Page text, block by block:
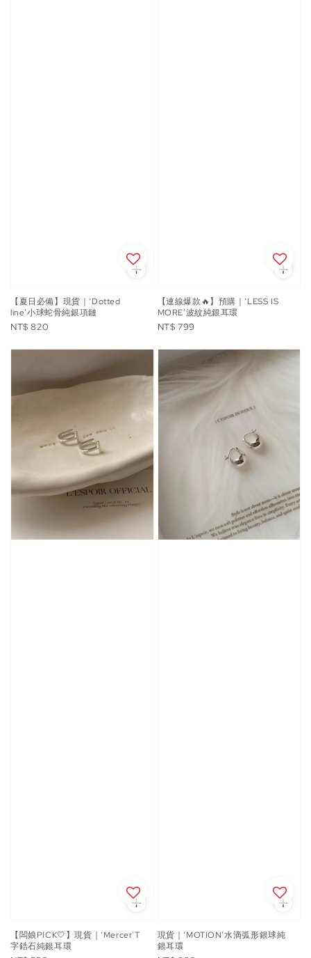
【夏日必備】現貨｜‘Dotted
line’小球蛇骨純銀項鏈
Regular
NT$ 820
【連線爆款🔥】預購｜‘LESS IS
MORE’波紋純銀耳環
Regular
NT$ 799
【闆娘PICK🤍】現貨｜‘Mercer’T
字鋯石純銀耳環
現貨｜‘MOTION’水滴弧形銀球純
銀耳環